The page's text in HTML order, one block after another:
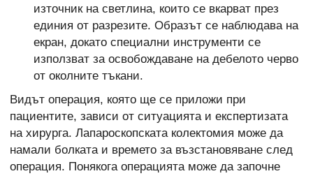
източник на светлина, които се вкарват през
единия от разрезите. Образът се наблюдава на
екран, докато специални инструменти се
използват за освобождаване на дебелото черво
от околните тъкани.
Видът операция, която ще се приложи при
пациентите, зависи от ситуацията и експертизата
на хирурга. Лапароскопската колектомия може да
намали болката и времето за възстановяване след
операция. Понякога операцията може да започне